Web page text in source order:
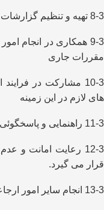
8-3 تهیه و تنظیم گزارشات لازم به منظور ارائه به هیئت مدیره شرکت
9-3 همکاری در انجام
مقررات جاری
10-3 مشارکت در
های لازم در این زمینه
11-3 راهنمایی و پاسخگوئی صبورانه و مسئولانه به مراجعه کنندگان
12-3 رعایت امانت و
قرار می گیرد.
13-3 انجام سایر امور ارجاعی در چارچوب امور مؤسسه